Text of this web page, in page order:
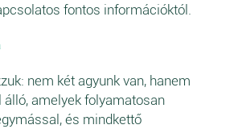
fontos információktól.
nem két agyunk van, hanem
álló, amelyek folyamatosan
és mindkettő